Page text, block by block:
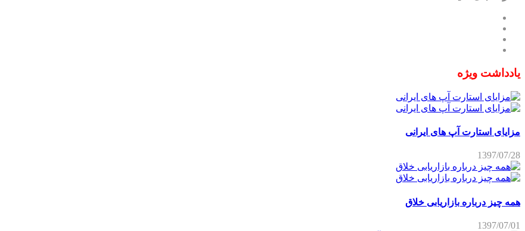
یادداشت ویژه
مزایای استارت آپ های ایرانی
1397/07/28
همه چیز درباره بازاریابی خلاق
1397/07/01